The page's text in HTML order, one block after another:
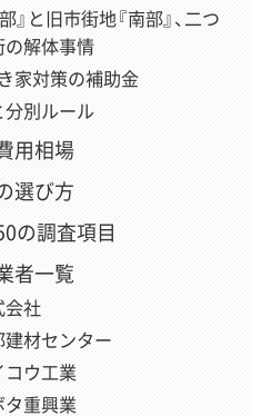
』と旧市街地『南部』、二つ
解体事情
家対策の補助金
別ルール
用相場
選び方
の調査項目
者一覧
会社
材センター
ウ工業
重興業